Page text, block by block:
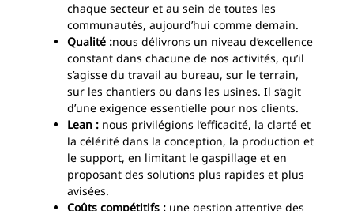
chaque secteur et au sein de toutes les
communautés, aujourd’hui comme demain.
Qualité :nous délivrons un niveau d’excellence
constant dans chacune de nos activités, qu’il
s’agisse du travail au bureau, sur le terrain,
sur les chantiers ou dans les usines. Il s’agit
d’une exigence essentielle pour nos clients.
Lean : nous privilégions l’efficacité, la clarté et
la célérité dans la conception, la production et
le support, en limitant le gaspillage et en
proposant des solutions plus rapides et plus
avisées.
Coûts compétitifs : une gestion attentive des